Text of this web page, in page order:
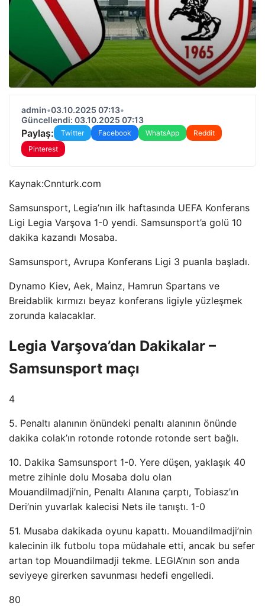
admin•03.10.2025 07:13•
Güncellendi: 03.10.2025 07:13
Paylaş: Twitter Facebook WhatsApp
Reddit
Pinterest
Kaynak:Cnnturk.com
Samsunsport, Legia’nın ilk haftasında UEFA Konferans
Ligi Legia Varşova 1-0 yendi. Samsunsport’a golü 10
dakika kazandı Mosaba.
Samsunsport, Avrupa Konferans Ligi 3 puanla başladı.
Dynamo Kiev, Aek, Mainz, Hamrun Spartans ve
Breidablik kırmızı beyaz konferans ligiyle yüzleşmek
zorunda kalacaklar.
Legia Varşova’dan Dakikalar –
Samsunsport maçı
4
5. Penaltı alanının önündeki penaltı alanının önünde
dakika colak’ın rotonde rotonde rotonde sert bağlı.
10. Dakika Samsunsport 1-0. Yere düşen, yaklaşık 40
metre zihinle dolu Mosaba dolu olan
Mouandilmadji’nin, Penaltı Alanına çarptı, Tobiasz’ın
Deri’nin yuvarlak kalecisi Nets ile tanıştı. 1-0
51. Musaba dakikada oyunu kapattı. Mouandilmadji’nin
kalecinin ilk futbolu topa müdahale etti, ancak bu sefer
artan top Mouandilmadji tekme. LEGIA’nın son anda
seviyeye girerken savunması hedefi engelledi.
80